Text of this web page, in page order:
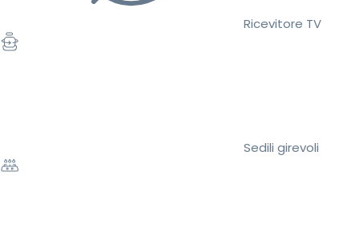
Ricevitore TV
Sedili girevoli